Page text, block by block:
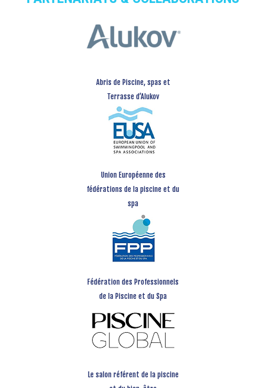
Abris de Piscine, spas et
Terrasse d’Alukov
Union Européenne des
fédérations de la piscine et du
spa
Fédération des Professionnels
de la Piscine et du Spa
Le salon référent de la piscine